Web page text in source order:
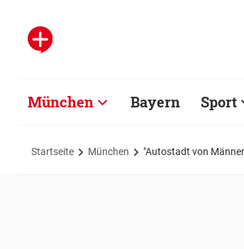
München Bayern Sport
Startseite München "Autostadt von